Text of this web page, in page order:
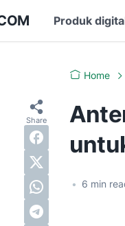
Produk
Home
• 6 min